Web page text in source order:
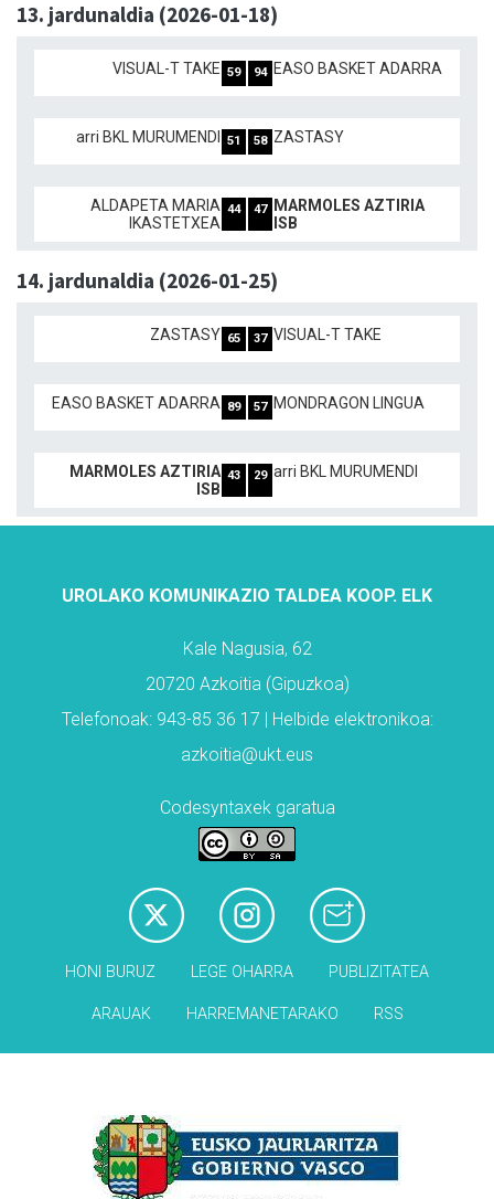
13. jardunaldia (2026-01-18)
VISUAL-T TAKE 59 94 EASO BASKET ADARRA
arri BKL MURUMENDI 51 58 ZASTASY
ALDAPETA MARIA
IKASTETXEA
44 47
MARMOLES AZTIRIA
ISB
14. jardunaldia (2026-01-25)
ZASTASY 65 37 VISUAL-T TAKE
EASO BASKET ADARRA 89 57 MONDRAGON LINGUA
MARMOLES AZTIRIA
ISB
43 29 arri BKL MURUMENDI
UROLAKO KOMUNIKAZIO TALDEA KOOP. ELK
Kale Nagusia, 62
20720 Azkoitia (Gipuzkoa)
Telefonoak: 943-85 36 17 | Helbide elektronikoa:
azkoitia@ukt.eus
Codesyntaxek garatua
HONI BURUZ LEGE OHARRA PUBLIZITATEA
ARAUAK HARREMANETARAKO RSS